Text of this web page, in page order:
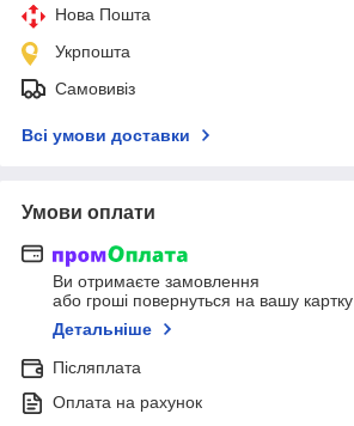
Нова Пошта
Укрпошта
Самовивіз
Всі умови доставки
Умови оплати
Ви отримаєте замовлення
або гроші повернуться на вашу картку
Детальніше
Післяплата
Оплата на рахунок